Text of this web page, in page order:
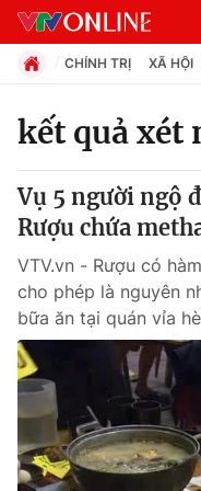
Chuyên mục
Chính trị
Xã hội
Pháp luật
Y tế
Thế giới
CHÍNH TRỊ XÃ HỘI
kết quả xét
Vụ 5 người ngộ
Rượu chứa
VTV.vn - Rượu có
cho phép là nguyên
bữa ăn tại quán vỉa